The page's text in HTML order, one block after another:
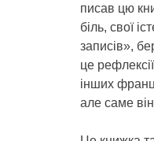
писав цю
біль, свої
записів»,
це
інших
але саме